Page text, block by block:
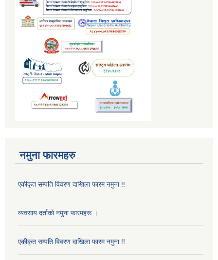
नमुना फारमहरु
एकीकृत सम्पति विवरण दाखिला फारम नमुना !!
व्यवसाय दर्ताको नमुना फारमहरू ।
एकीकृत सम्पति विवरण दाखिला फारम नमुना !!